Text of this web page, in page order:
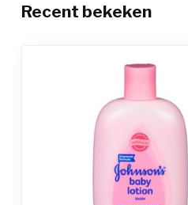
Recent bekeken